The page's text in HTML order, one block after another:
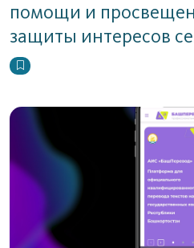
помощи и
защиты интересов